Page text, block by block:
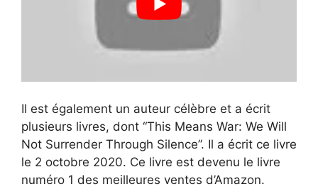
Il est également un auteur célèbre et a écrit
plusieurs livres, dont “This Means War: We Will
Not Surrender Through Silence”. Il a écrit ce livre
le 2 octobre 2020. Ce livre est devenu le livre
numéro 1 des meilleures ventes d’Amazon.